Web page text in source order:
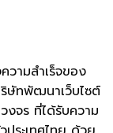
วามสำเร็จของ
ษัทพัฒนาเว็บไซต์
งจร ที่ได้รับความ